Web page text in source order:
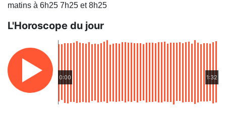
matins à 6h25 7h25 et 8h25
L'Horoscope du jour
0:00 1:32